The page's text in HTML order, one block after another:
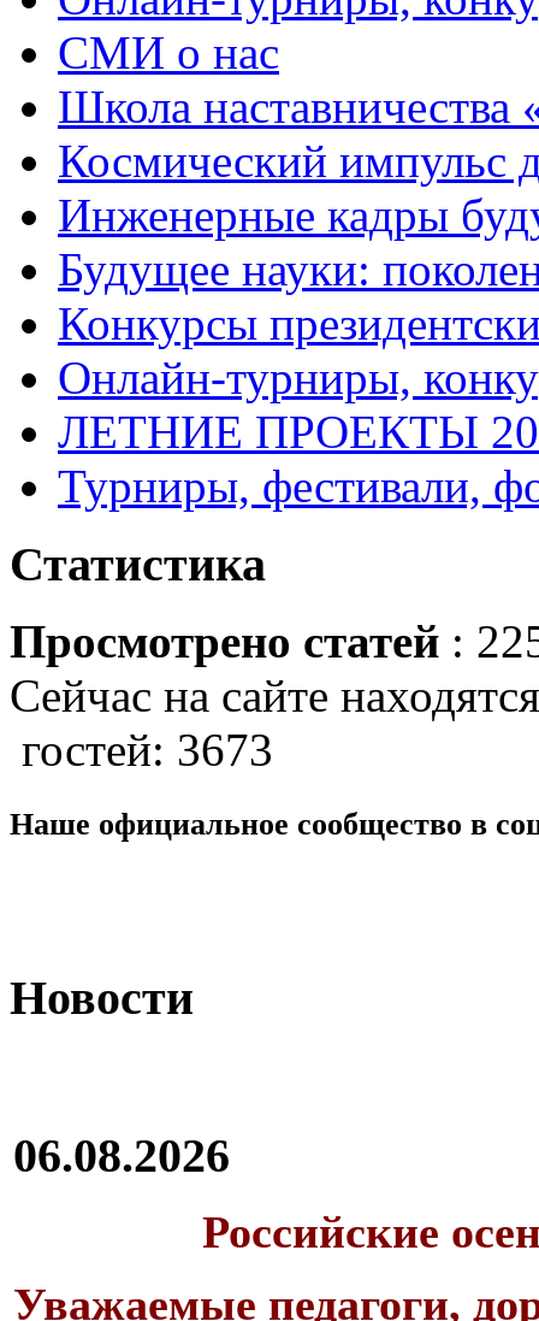
СМИ о нас
Школа
Космический импульс
Инженерные кадры
Будущее науки:
Конкурсы
Онлайн-турниры,
ЛЕТНИЕ ПРОЕКТЫ
Турниры, фестивали,
Статистика
Просмотрено статей :
Сейчас на сайте
гостей: 3673
Наше официальное сообщество в
Новости
06.08.2026
Российские
Уважаемые педагоги,